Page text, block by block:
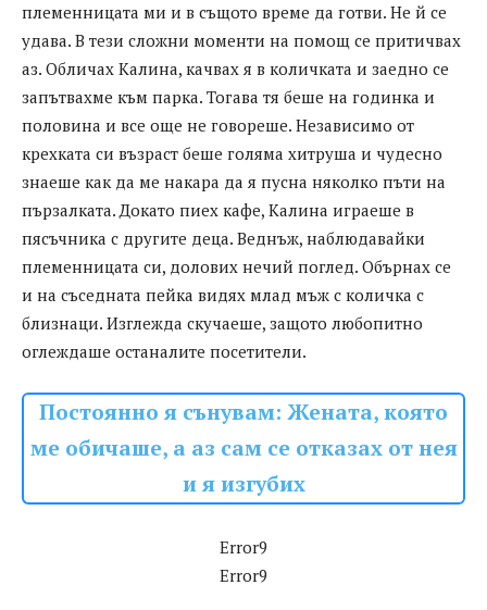
племенницата ми и в същото време да готви. Не й се
удава. В тези сложни моменти на помощ се притичвах
аз. Обличах Калина, качвах я в количката и заедно се
запътвахме към парка. Тогава тя беше на годинка и
половина и все още не говореше. Независимо от
крехката си възраст беше голяма хитруша и чудесно
знаеше как да ме накара да я пусна няколко пъти на
пързалката. Докато пиех кафе, Калина играеше в
пясъчника с другите деца. Веднъж, наблюдавайки
племенницата си, долових нечий поглед. Обърнах се
и на съседната пейка видях млад мъж с количка с
близнаци. Изглежда скучаеше, защото любопитно
оглеждаше останалите посетители.
Постоянно я сънувам: Жената, която
ме обичаше, а аз сам се отказах от нея
и я изгубих
Error9
Error9